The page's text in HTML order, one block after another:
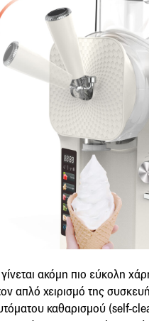
ακόμη πιο εύκολη
απλό χειρισμό της
καθαρισμού (self-